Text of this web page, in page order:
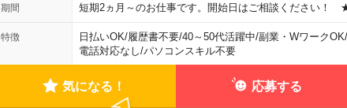
期間 短期2ヵ月～のお仕事です。開始日はご相談ください！
特徴 日払いOK/履歴書不要/40～50代活躍中/副業・WワークOK/
電話対応なし/パソコンスキル不要
気になる！ 応募する